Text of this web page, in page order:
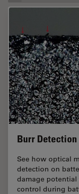
Burr
See how optical
detection on
damage
control during